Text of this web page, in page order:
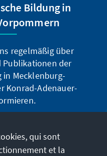
Bildung in
regelmäßig über
Publikationen der
Mecklenburg-
Konrad-Adenauer-
qui sont
et la